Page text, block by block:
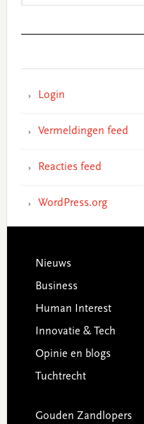
Login
Vermeldingen feed
Reacties feed
WordPress.org
Footer
Nieuws
Business
Human Interest
Innovatie & Tech
Opinie en blogs
Tuchtrecht
Gouden Zandlopers